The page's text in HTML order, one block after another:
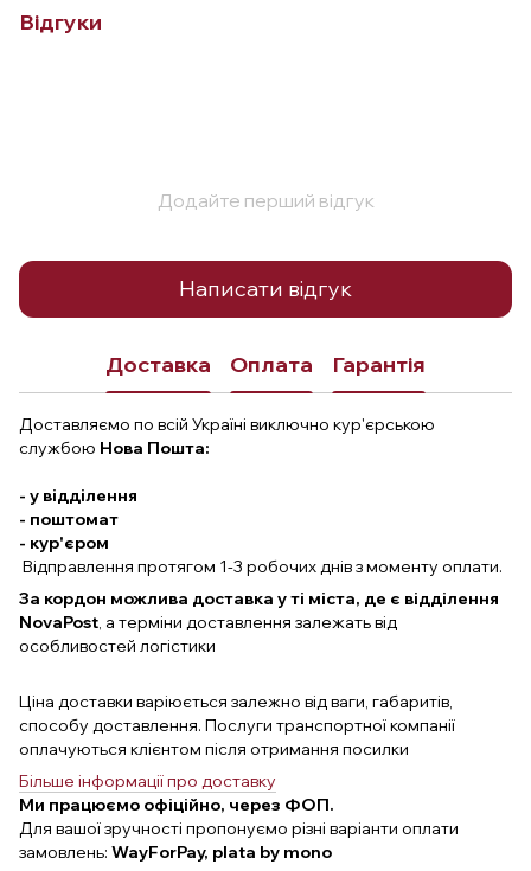
Відгуки
Додайте перший відгук
Написати відгук
Доставка Оплата Гарантія
Доставляємо по всій Україні виключно кур'єрською
службою Нова Пошта:
- у відділення
- поштомат
- кур'єром
Відправлення протягом 1-3 робочих днів з моменту оплати.
За кордон можлива доставка у ті міста, де є відділення
NovaPost, а терміни доставлення залежать від
особливостей логістики
Ціна доставки варіюється залежно від ваги, габаритів,
способу доставлення. Послуги транспортної компанії
оплачуються клієнтом після отримання посилки
Більше інформації про доставку
Ми працюємо офіційно, через ФОП.
Для вашої зручності пропонуємо різні варіанти оплати
замовлень: WayForPay, plata by mono